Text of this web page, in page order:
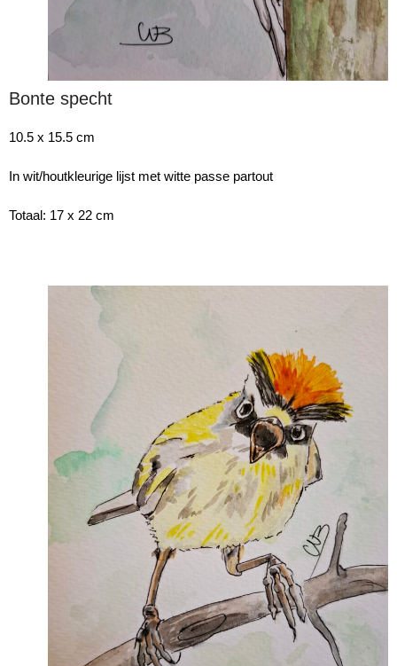
Bonte specht
10.5 x 15.5 cm
In wit/houtkleurige lijst met witte passe partout
Totaal: 17 x 22 cm